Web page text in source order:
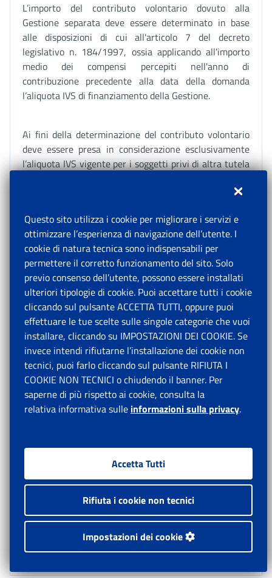
L’importo del contributo volontario dovuto alla
Gestione separata deve essere determinato in base
alle disposizioni di cui all'articolo 7 del decreto
legislativo n. 184/1997, ossia applicando all'importo
medio dei compensi percepiti nell'anno di
contribuzione precedente alla data della domanda
l’aliquota IVS di finanziamento della Gestione.
Ai fini della determinazione del contributo volontario
deve essere presa in considerazione esclusivamente
l’aliquota IVS vigente per i soggetti privi di altra tutela
2025, al 25% per i professionisti e al 33% per i
Poiché nel 2025 il minimale per l’accredito
contributivo è fissato in 18.555,00 euro, per il
medesimo anno l’importo minimo dovuto dai
prosecutori volontari della Gestione separata non può
essere inferiore a 4.638,84 euro su base annua e a
386,57 euro su base mensile per quanto concerne i
professionisti e a 6.123,24 euro su base annua e a
510,27 euro su base mensile per quanto concerne
tutti gli altri iscritti.
Il Direttore
Valeria
Vittimberga
Questo sito utilizza i cookie per migliorare i servizi e
ottimizzare l’esperienza di navigazione dell’utente. I
cookie di natura tecnica sono indispensabili per
permettere il corretto funzionamento del sito. Solo
previo consenso dell’utente, possono essere installati
ulteriori tipologie di cookie. Puoi accettare tutti i cookie
cliccando sul pulsante ACCETTA TUTTI, oppure puoi
effettuare le tue scelte sulle singole categorie che vuoi
installare, cliccando su IMPOSTAZIONI DEI COOKIE. Se
invece intendi rifiutarne l’installazione dei cookie non
tecnici, puoi farlo cliccando sul pulsante RIFIUTA I
COOKIE NON TECNICI o chiudendo il banner. Per
saperne di più rispetto ai cookie, consulta la
relativa informativa sulle informazioni sulla privacy.
Accetta Tutti
Rifiuta i cookie non tecnici
Impostazioni dei cookie